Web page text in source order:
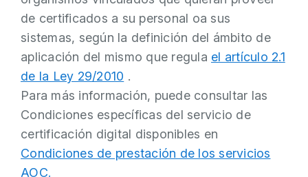
de certificados a su personal oa sus
sistemas, según la definición del ámbito de
aplicación del mismo que regula el artículo 2.1
de la Ley 29/2010 .
Para más información, puede consultar las
Condiciones específicas del servicio de
certificación digital disponibles en
Condiciones de prestación de los servicios
AOC.